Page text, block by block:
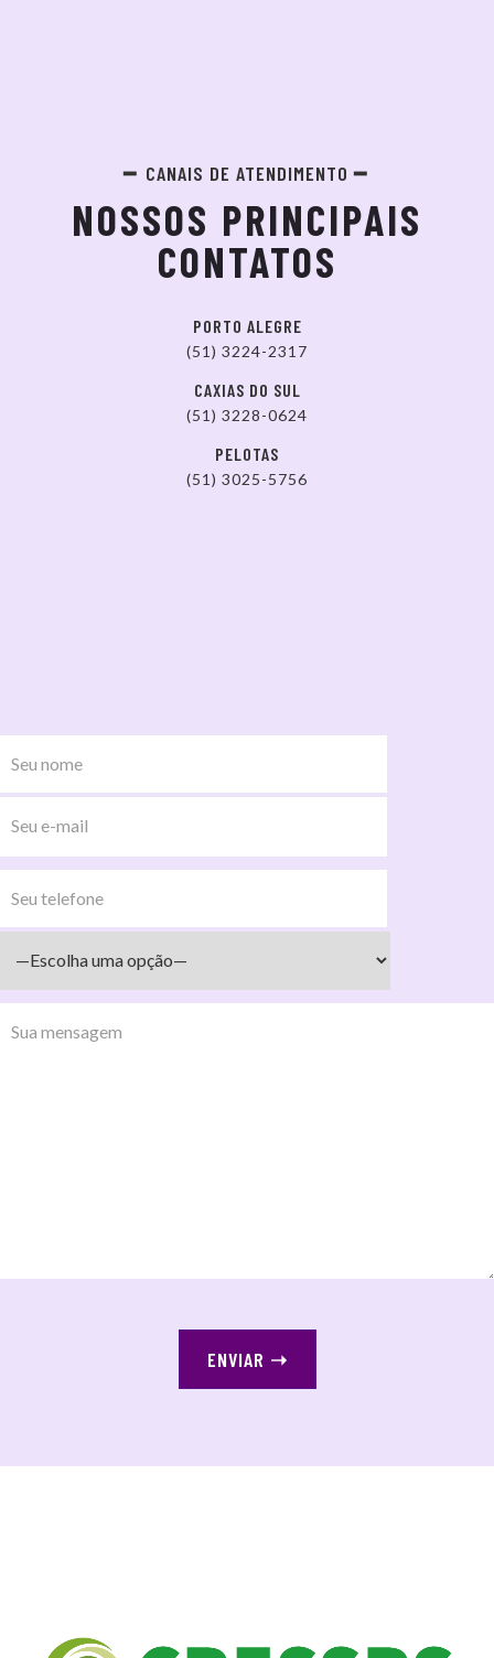
CANAIS DE ATENDIMENTO
NOSSOS PRINCIPAIS
CONTATOS
PORTO ALEGRE
(51) 3224-2317
CAXIAS DO SUL
(51) 3228-0624
PELOTAS
(51) 3025-5756
ENVIAR ➝